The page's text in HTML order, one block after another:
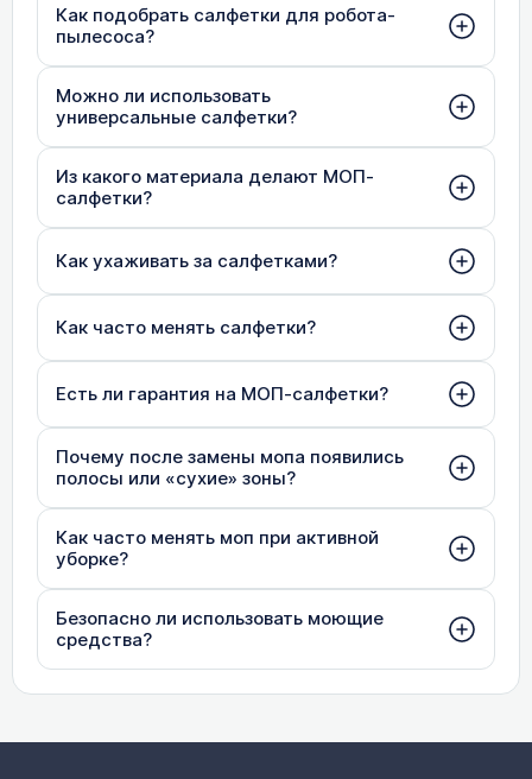
Как подобрать салфетки для робота-
пылесоса?
Можно ли использовать
универсальные салфетки?
Из какого материала делают МОП-
салфетки?
Как ухаживать за салфетками?
Как часто менять салфетки?
Есть ли гарантия на МОП-салфетки?
Почему после замены мопа появились
полосы или «сухие» зоны?
Как часто менять моп при активной
уборке?
Безопасно ли использовать моющие
средства?